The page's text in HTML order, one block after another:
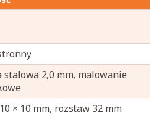
stalowa 2,0 mm, malowanie
× 10 mm, rozstaw 32 mm